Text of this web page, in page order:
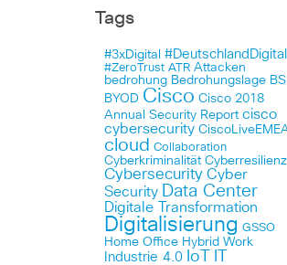
Tags
#3xDigital #DeutschlandDigital
#ZeroTrust ATR Attacken
bedrohung Bedrohungslage BSI
BYOD Cisco Cisco 2018
Annual Security Report cisco
cybersecurity
cloud Collaboration
Cyberkriminalität Cyberresilienz
Cybersecurity Cyber
Security Data Center
Digitale Transformation
Digitalisierung GSSO
Home Office Hybrid Work
Industrie 4.0 IoT